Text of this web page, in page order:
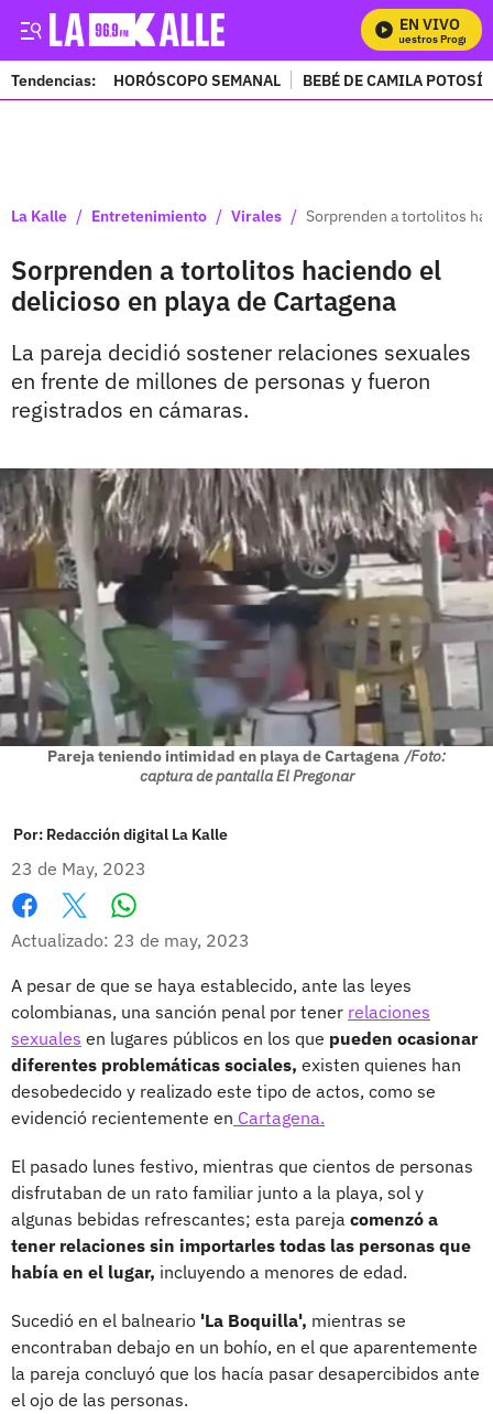
EN VIVO
Mira Todos Nuestros Programas
Tendencias: HORÓSCOPO SEMANAL BEBÉ DE CAMILA POTOSÍ
La Kalle / Entretenimiento / Virales / Sorprenden a tortolitos
Sorprenden a tortolitos haciendo el
delicioso en playa de Cartagena
La pareja decidió sostener relaciones sexuales
en frente de millones de personas y fueron
registrados en cámaras.
Pareja teniendo intimidad en playa de Cartagena /Foto:
captura de pantalla El Pregonar
Por: Redacción digital La Kalle
23 de May, 2023
Facebook
X
Actualizado: 23 de may, 2023
A pesar de que se haya establecido, ante las leyes
colombianas, una sanción penal por tener relaciones
sexuales en lugares públicos en los que pueden ocasionar
diferentes problemáticas sociales, existen quienes han
desobedecido y realizado este tipo de actos, como se
evidenció recientemente en Cartagena.
El pasado lunes festivo, mientras que cientos de personas
disfrutaban de un rato familiar junto a la playa, sol y
algunas bebidas refrescantes; esta pareja comenzó a
tener relaciones sin importarles todas las personas que
había en el lugar, incluyendo a menores de edad.
Sucedió en el balneario 'La Boquilla', mientras se
encontraban debajo en un bohío, en el que aparentemente
la pareja concluyó que los hacía pasar desapercibidos ante
el ojo de las personas.